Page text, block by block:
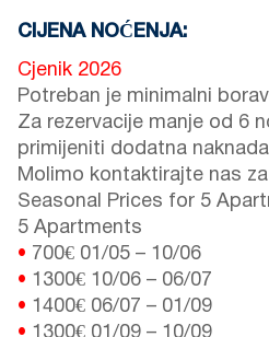
CIJENA NOĆENJA:
Cjenik 2026
Potreban je minimalni
Za rezervacije manje od 6
primijeniti dodatna
Molimo kontaktirajte nas
Seasonal Prices for 5
5 Apartments
• 700€ 01/05 – 10/06
• 1300€ 10/06 – 06/07
• 1400€ 06/07 – 01/09
• 1300€ 01/09 – 10/09